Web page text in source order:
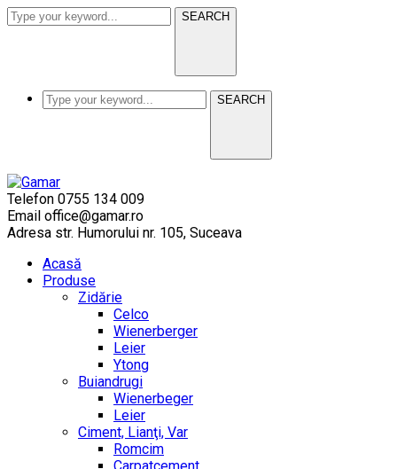
SEARCH
SEARCH
Telefon 0755 134 009
Email office@gamar.ro
Adresa str. Humorului nr. 105, Suceava
Acasă
Produse
Zidărie
Celco
Wienerberger
Leier
Ytong
Buiandrugi
Wienerbeger
Leier
Ciment, Lianţi, Var
Romcim